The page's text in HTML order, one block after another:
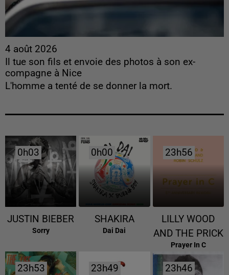
4 août 2026
Il tue son fils et envoie des photos à son ex-
compagne à Nice
L'homme a tenté de se donner la mort.
0h03
0h03
JUSTIN BIEBER
Sorry
0h00
0h00
SHAKIRA
Dai Dai
23h56
23h56
LILLY WOOD
AND THE PRICK
Prayer In C
23h53
23h53 23h49
23h49 23h46
23h46